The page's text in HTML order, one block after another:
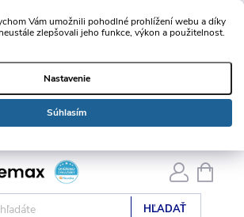
Vám umožnili pohodlné prohlížení webu a díky
zlepšovali jeho funkce, výkon a použitelnost.
Nastavenie
Súhlasím
HĽADAŤ
KOŠÍK